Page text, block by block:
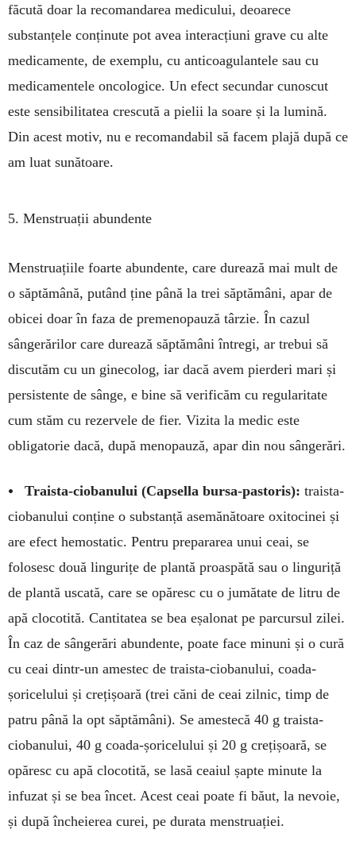
făcută doar la recomandarea me­di­cului, deoarece
substanțele conținute pot avea in­te­racțiuni grave cu alte
medicamente, de exem­plu, cu anticoagulantele sau cu
medica­mentele onco­lo­gice. Un efect secundar cunoscut
este sensibilitatea cres­cută a pielii la soare și la lumină.
Din acest mo­tiv, nu e recomandabil să facem plajă după ce
am luat sunătoare.
5. Menstruații abundente
Menstruațiile foarte abundente, care durează mai mult de
o săptămână, putând ține până la trei săp­tămâni, apar de
obicei doar în faza de premeno­pau­ză târzie. În cazul
sângerărilor care durează săptămâni întregi, ar trebui să
discutăm cu un gine­colog, iar dacă avem pierderi mari și
persistente de sânge, e bine să verificăm cu regularitate
cum stăm cu rezervele de fier. Vizita la medic este
obligatorie dacă, după menopauză, apar din nou sângerări.
• Traista-ciobanului (Capsella bursa-pas­toris): traista-
ciobanului conține o substanță asemănătoare oxitocinei și
are efect hemostatic. Pentru prepararea unui ceai, se
folosesc două lin­gurițe de plantă proaspătă sau o linguriță
de plantă uscată, care se opăresc cu o jumătate de litru de
apă clocotită. Cantitatea se bea eșalonat pe parcursul zilei.
În caz de sângerări abundente, poate face minuni și o cură
cu ceai dintr-un amestec de traista-ciobanului, coada-
șoricelului și crețișoară (trei căni de ceai zilnic, timp de
patru până la opt săptămâni). Se amestecă 40 g traista-
ciobanului, 40 g coada-șoricelului și 20 g crețișoară, se
opă­resc cu apă clocotită, se lasă ceaiul șapte minute la
infuzat și se bea încet. Acest ceai poate fi băut, la nevoie,
și după încheierea curei, pe durata mens­truației.